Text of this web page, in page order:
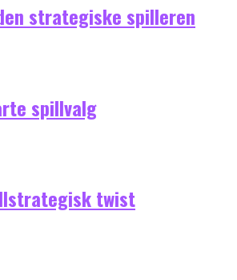
strategiske spilleren
spillvalg
twist